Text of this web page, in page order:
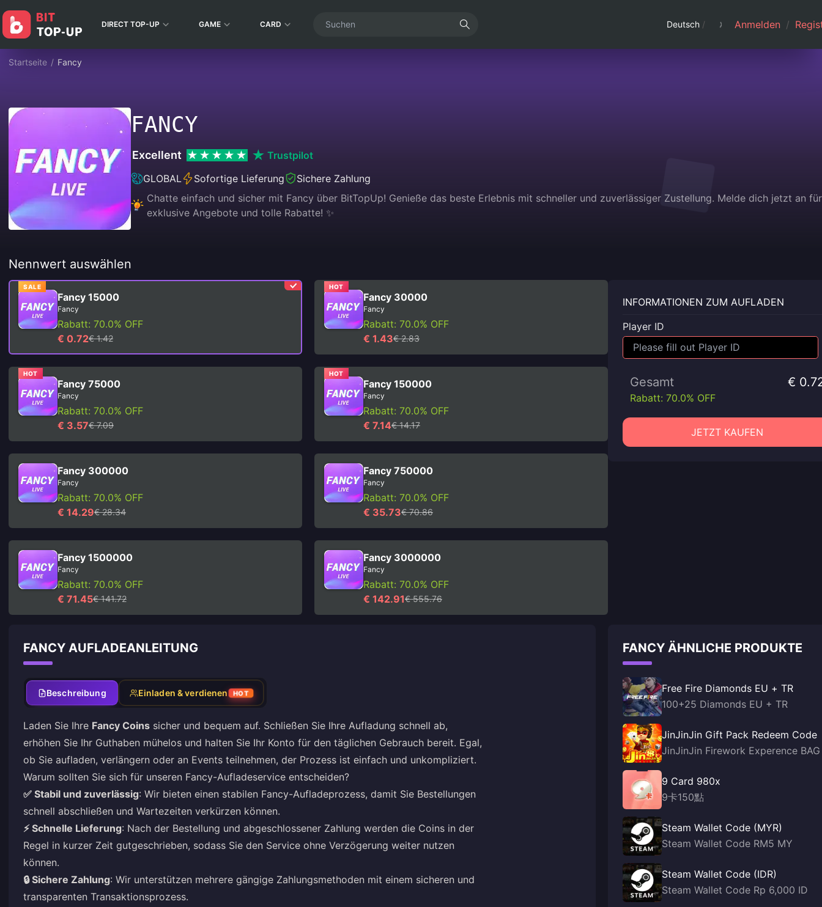
DIRECT TOP-UP GAME CARD Deutsch / Anmelden /
Startseite / Fancy
FANCY
Excellent
Trustpilot
GLOBAL
Sofortige Lieferung
Sichere Zahlung
Chatte einfach und sicher mit Fancy über BitTopUp! Genieße das beste Erlebnis mit schneller und zuverlässiger Zustellung. Melde dich jetzt an für
exklusive Angebote und tolle Rabatte! ✨
Nennwert auswählen
SALE
Fancy 15000
Fancy
Rabatt: 70.0% OFF
€ 0.72€ 1.42
HOT
Fancy 30000
Fancy
Rabatt: 70.0% OFF
€ 1.43€ 2.83
HOT
Fancy 75000
Fancy
Rabatt: 70.0% OFF
€ 3.57€ 7.09
HOT
Fancy 150000
Fancy
Rabatt: 70.0% OFF
€ 7.14€ 14.17
Fancy 300000
Fancy
Rabatt: 70.0% OFF
€ 14.29€ 28.34
Fancy 750000
Fancy
Rabatt: 70.0% OFF
€ 35.73€ 70.86
Fancy 1500000
Fancy
Rabatt: 70.0% OFF
€ 71.45€ 141.72
Fancy 3000000
Fancy
Rabatt: 70.0% OFF
€ 142.91€ 555.76
INFORMATIONEN ZUM AUFLADEN
Player ID
Gesamt €
Rabatt: 70.0% OFF
JETZT KAUFEN
FANCY AUFLADEANLEITUNG
Beschreibung Einladen & verdienen HOT
Laden Sie Ihre Fancy Coins sicher und bequem auf. Schließen Sie Ihre Aufladung schnell ab,
erhöhen Sie Ihr Guthaben mühelos und halten Sie Ihr Konto für den täglichen Gebrauch bereit. Egal,
ob Sie aufladen, verlängern oder an Events teilnehmen, der Prozess ist einfach und unkompliziert.
Warum sollten Sie sich für unseren Fancy-Aufladeservice entscheiden?
✅ Stabil und zuverlässig: Wir bieten einen stabilen Fancy-Aufladeprozess, damit Sie Bestellungen
schnell abschließen und Wartezeiten verkürzen können.
⚡ Schnelle Lieferung: Nach der Bestellung und abgeschlossener Zahlung werden die Coins in der
Regel in kurzer Zeit gutgeschrieben, sodass Sie den Service ohne Verzögerung weiter nutzen
können.
🔒 Sichere Zahlung: Wir unterstützen mehrere gängige Zahlungsmethoden mit einem sicheren und
transparenten Transaktionsprozess.
FANCY ÄHNLICHE PRODUKTE
Free Fire Diamonds EU + TR
100+25 Diamonds EU + TR
JinJinJin Gift Pack Redeem Code
JinJinJin Firework Experence BAG
9 Card 980x
9卡150點
Steam Wallet Code (MYR)
Steam Wallet Code RM5 MY
Steam Wallet Code (IDR)
Steam Wallet Code Rp 6,000 ID